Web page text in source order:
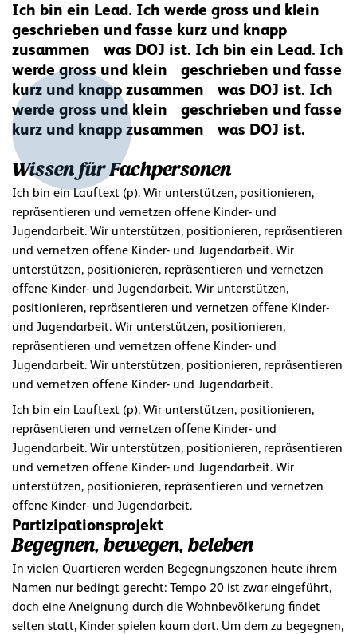
Ich bin ein Lead. Ich werde gross und klein
geschrieben und fasse kurz und knapp
zusammen was DOJ ist. Ich bin ein Lead. Ich
werde gross und klein geschrieben und fasse
kurz und knapp zusammen was DOJ ist. Ich
werde gross und klein geschrieben und fasse
kurz und knapp zusammen was DOJ ist.
Wissen für Fachpersonen
Ich bin ein Lauftext (p). Wir unterstützen, positionieren,
repräsentieren und vernetzen offene Kinder- und
Jugendarbeit. Wir unterstützen, positionieren, repräsentieren
und vernetzen offene Kinder- und Jugendarbeit. Wir
unterstützen, positionieren, repräsentieren und vernetzen
offene Kinder- und Jugendarbeit. Wir unterstützen,
positionieren, repräsentieren und vernetzen offene Kinder-
und Jugendarbeit. Wir unterstützen, positionieren,
repräsentieren und vernetzen offene Kinder- und
Jugendarbeit. Wir unterstützen, positionieren, repräsentieren
und vernetzen offene Kinder- und Jugendarbeit.
Ich bin ein Lauftext (p). Wir unterstützen, positionieren,
repräsentieren und vernetzen offene Kinder- und
Jugendarbeit. Wir unterstützen, positionieren, repräsentieren
und vernetzen offene Kinder- und Jugendarbeit. Wir
unterstützen, positionieren, repräsentieren und vernetzen
offene Kinder- und Jugendarbeit.
Partizipationsprojekt
Begegnen, bewegen, beleben
In vielen Quartieren werden Begegnungszonen heute ihrem
Namen nur bedingt gerecht: Tempo 20 ist zwar eingeführt,
doch eine Aneignung durch die Wohnbevölkerung findet
selten statt, Kinder spielen kaum dort. Um dem zu begegnen,